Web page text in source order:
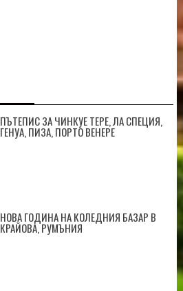
ПЪТЕПИС ЗА ЧИНКУЕ ТЕРЕ, ЛА СПЕЦИЯ,
ГЕНУА, ПИЗА, ПОРТО ВЕНЕРЕ
НОВА ГОДИНА НА КОЛЕДНИЯ БАЗАР В
КРАЙОВА, РУМЪНИЯ